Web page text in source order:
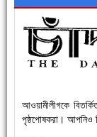
এক সপ্তাহে শনাক্ত
আওয়ামীলীগকে
পৃষ্ঠপোষকরা। আপনিও